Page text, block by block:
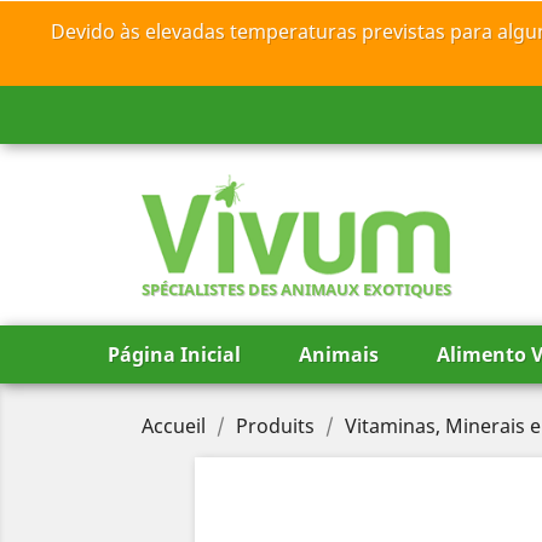
Devido às elevadas temperaturas previstas para
SPÉCIALISTES DES ANIMAUX EXOTIQUES
Página Inicial Animais Alimento
Accueil Produits Vitaminas, Minerais